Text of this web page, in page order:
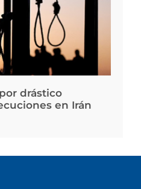
drástico
en Irán